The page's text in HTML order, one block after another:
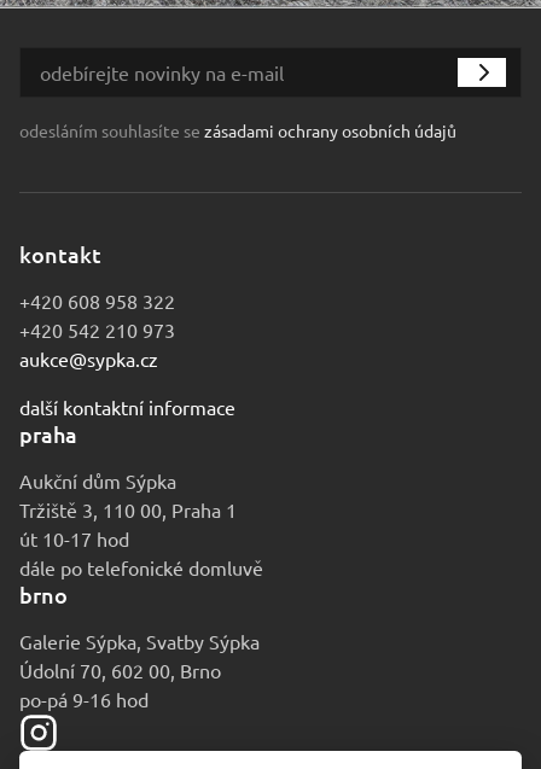
odesláním souhlasíte se zásadami ochrany osobních údajů
kontakt
+420 608 958 322
+420 542 210 973
aukce@sypka.cz
další kontaktní informace
praha
Aukční dům Sýpka
Tržiště 3, 110 00, Praha 1
út 10-17 hod
dále po telefonické domluvě
brno
Galerie Sýpka, Svatby Sýpka
Údolní 70, 602 00, Brno
po-pá 9-16 hod